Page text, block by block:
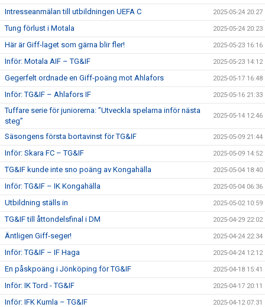
Intresseanmälan till utbildningen UEFA C 2025-05-24 20:27
Tung förlust i Motala 2025-05-24 20:23
Här är Giff-laget som gärna blir fler! 2025-05-23 16:16
Inför: Motala AIF – TG&IF 2025-05-23 14:12
Gegerfelt ordnade en Giff-poäng mot Ahlafors 2025-05-17 16:48
Inför: TG&IF – Ahlafors IF 2025-05-16 21:33
Tuffare serie för juniorerna: ”Utveckla spelarna inför nästa
steg”
2025-05-14 12:46
Säsongens första bortavinst för TG&IF 2025-05-09 21:44
Inför: Skara FC – TG&IF 2025-05-09 14:52
TG&IF kunde inte sno poäng av Kongahälla 2025-05-04 18:40
Inför: TG&IF – IK Kongahälla 2025-05-04 06:36
Utbildning ställs in 2025-05-02 10:59
TG&IF till åttondelsfinal i DM 2025-04-29 22:02
Äntligen Giff-seger! 2025-04-24 22:34
Inför: TG&IF – IF Haga 2025-04-24 12:12
En påskpoäng i Jönköping för TG&IF 2025-04-18 15:41
Inför: IK Tord - TG&IF 2025-04-17 20:11
Inför: IFK Kumla – TG&IF 2025-04-12 07:31